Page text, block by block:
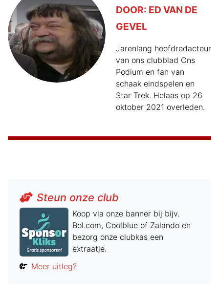
DOOR: ED VAN DE
GEVEL
Jarenlang hoofdredacteur
van ons clubblad Ons
Podium en fan van
schaak eindspelen en
Star Trek. Helaas op 26
oktober 2021 overleden.
Steun onze club
Koop via onze banner bij bijv.
Bol.com, Coolblue of Zalando en
bezorg onze clubkas een
extraatje.
Meer uitleg?